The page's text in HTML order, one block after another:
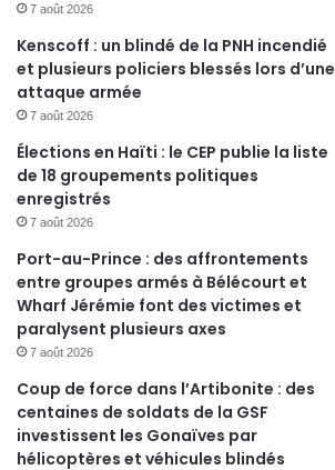
7 août 2026
Kenscoff : un blindé de la PNH incendié
et plusieurs policiers blessés lors d’une
attaque armée
7 août 2026
Élections en Haïti : le CEP publie la liste
de 18 groupements politiques
enregistrés
7 août 2026
Port-au-Prince : des affrontements
entre groupes armés à Bélécourt et
Wharf Jérémie font des victimes et
paralysent plusieurs axes
7 août 2026
Coup de force dans l’Artibonite : des
centaines de soldats de la GSF
investissent les Gonaïves par
hélicoptères et véhicules blindés